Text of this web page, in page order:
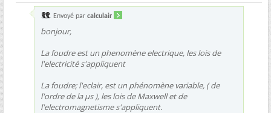
Envoyé par calculair
bonjour,
La foudre est un phenomène electrique, les lois de
l'electricité s'appliquent
La foudre; l'eclair, est un phénomène variable, ( de
l'ordre de la µs ), les lois de Maxwell et de
l'electromagnetisme s'appliquent.